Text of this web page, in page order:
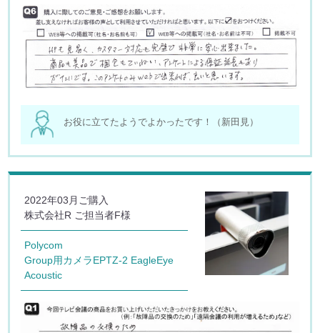
お役に立てたようでよかったです！（新田見）
2022年03月ご購入
株式会社R ご担当者F様
Polycom
Group用カメラEPTZ-2 EagleEye
Acoustic